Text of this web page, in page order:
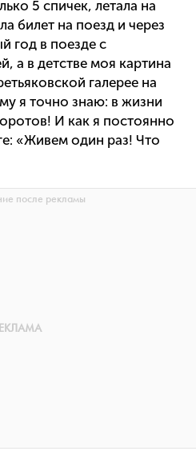
5 спичек, летала на
билет на поезд и через
год в поезде с
а в детстве моя картина
галерее на
я точно знаю: в жизни
И как я постоянно
«Живем один раз! Что